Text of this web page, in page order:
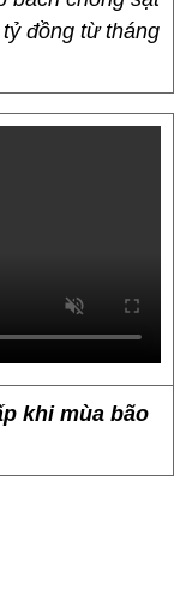
đồng từ tháng
khi mùa bão